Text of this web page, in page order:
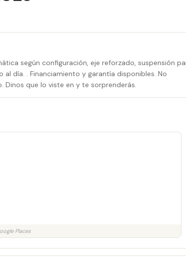
según configuración, eje reforzado, suspensión
día. . Financiamiento y garantía disponibles. No
Dinos que lo viste en y te sorprenderás.
Places